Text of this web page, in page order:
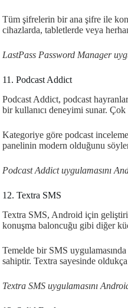
Tüm şifrelerin bir ana şifre ile
cihazlarda, tabletlerde veya
LastPass Password Manager
11. Podcast Addict
Podcast Addict, podcast
bir kullanıcı deneyimi sunar.
Kategoriye göre podcast
panelinin modern olduğunu
Podcast Addict uygulamasını
12. Textra SMS
Textra SMS, Android için
konuşma baloncuğu gibi diğer
Temelde bir SMS
sahiptir. Textra sayesinde
Textra SMS uygulamasını